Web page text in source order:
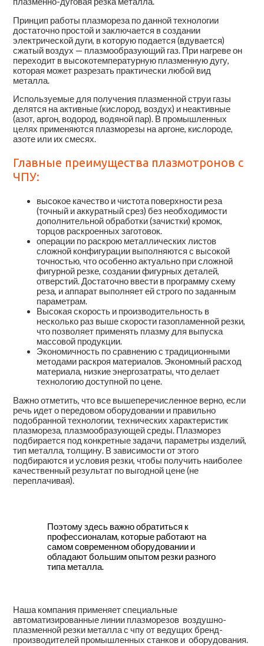
Принцип работы плазмореза по данной технологии
достаточно простой и заключается в создании
электрической дуги, в которую подается (вдувается)
сжатый воздух — плазмообразующий газ. При нагреве он
переходит в высокотемпературную плазменную дугу,
которая может разрезать практически любой вид
металла.
Используемые для получения плазменной струи газы
делятся на активные (кислород, воздух) и неактивные
(азот, аргон, водород, водяной пар). В промышленных
целях применяются плазморезы на аргоне, кислороде,
азоте или их смесях.
Главные преимущества плазмотронов с
ЧПУ:
высокое качество и чистота поверхности реза
(точный и аккуратный срез) без необходимости
дополнительной обработки (зачистки) кромок,
торцов раскроенных заготовок.
операции по раскрою металлических листов
сложной конфигурации выполняются с высокой
точностью, что особенно актуально при сложной
фигурной резке, создании фигурных деталей,
отверстий. Достаточно ввести в программу схему
реза, и аппарат выполняет ей строго по заданным
параметрам.
Высокая скорость и производительность в
несколько раз выше скорости газопламенной резки,
что позволяет применять плазму для выпуска
массовой продукции.
Экономичность по сравнению с традиционными
методами раскроя материалов. Экономный расход
материала, низкие энергозатраты, что делает
технологию доступной по цене.
Важно отметить, что все вышеперечисленное верно, если
речь идет о передовом оборудовании и правильно
подобранной технологии, технических характеристик
плазмореза, плазмообразующей среды. Плазморез
подбирается под конкретные задачи, параметры изделий,
тип металла, толщину. В зависимости от этого
подбираются и условия резки, чтобы получить наиболее
качественный результат по выгодной цене (не
переплачивая).
Поэтому здесь важно обратиться к
профессионалам, которые работают на
самом современном оборудовании и
обладают большим опытом резки разного
типа металла.
Наша компания применяет специальные
автоматизированные линии плазморезов воздушно-
плазменной резки металла с чпу от ведущих бренд-
производителей промышленных станков и оборудования.